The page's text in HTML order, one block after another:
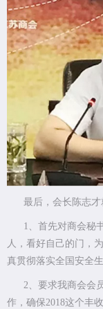
最后，会长陈志才
1、首先对商会秘书
人，看好自己的门，
真贯彻落实全国安全
2、要求我商会会员
作，确保2018这个丰